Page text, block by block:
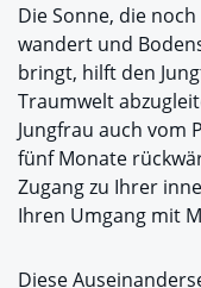
Die Sonne, die
wandert und
bringt, hilft den
Traumwelt
Jungfrau auch vom
fünf Monate
Zugang zu Ihrer
Ihren Umgang mit
Diese